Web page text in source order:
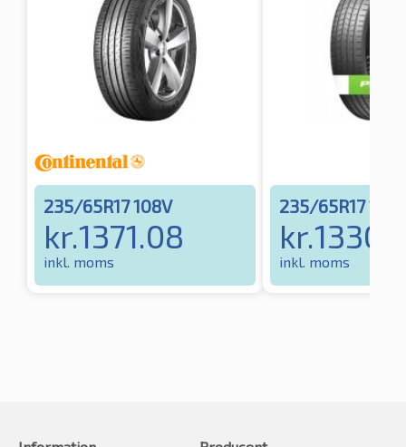
235/65R17 108V
kr.1371.08
inkl. moms
235/65R17
kr.
inkl. moms